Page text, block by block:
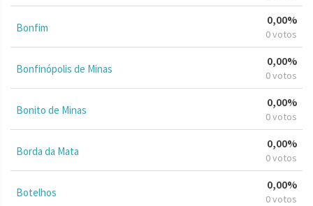
Bonfim
0,00%
0 votos
Bonfinópolis de Minas
0,00%
0 votos
Bonito de Minas
0,00%
0 votos
Borda da Mata
0,00%
0 votos
Botelhos
0,00%
0 votos